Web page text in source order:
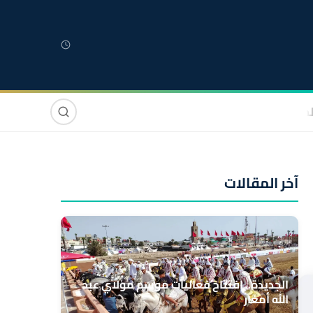
صوت وصورة
آخر المقالات
الجديدة.. افتتاح فعاليات موسم مولاي عبد
الله أمغار